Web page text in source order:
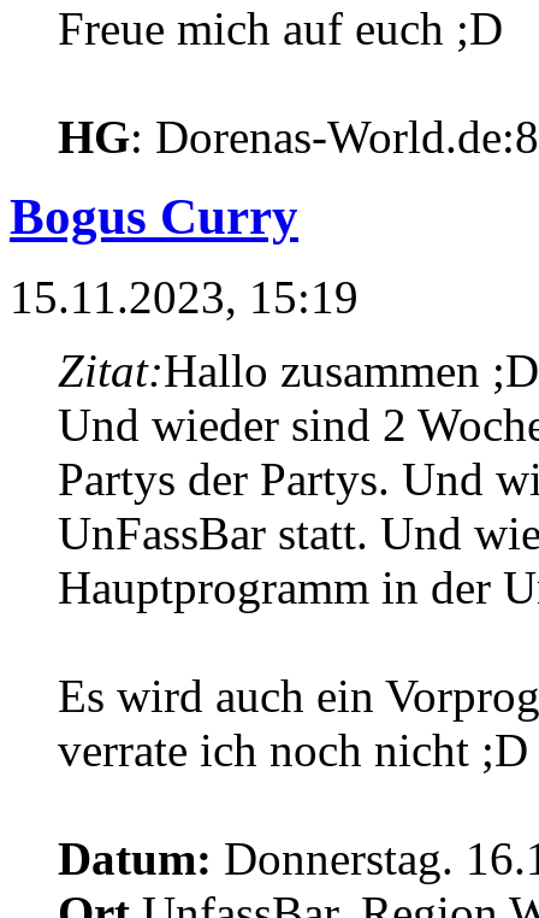
Freue mich auf euch ;D
HG: Dorenas-
Bogus Curry
15.11.2023, 15:19
Zitat:Hallo zusammen ;D
Und wieder sind 2
Partys der Partys. Und
UnFassBar statt. Und
Hauptprogramm in der
Es wird auch ein
verrate ich noch nicht ;D
Datum: Donnerstag.